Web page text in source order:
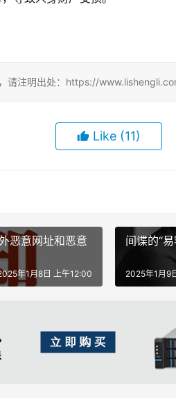
请注明出处：https://
Like (11)
恶意网址和恶意
年1月8日 上午12:00
间谍的“
2025年1月9